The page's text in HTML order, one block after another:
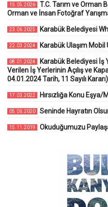
15.05.2026
T.C. Tarım ve Orman
Orman ve İnsan Fotoğraf
23.06.2025 Karabük Belediyesi
22.03.2024 Karabük Ulaşım Mobil
08.01.2024
Karabük Belediyesi İş
Verilen İş Yerlerinin Açılış ve
04.01.2024 Tarih, 11 Sayılı Kararı)
17.03.2022 Hırsızlığa Konu
05.06.2020 Seninde Hayratın
15.11.2019 Okuduğumuzu